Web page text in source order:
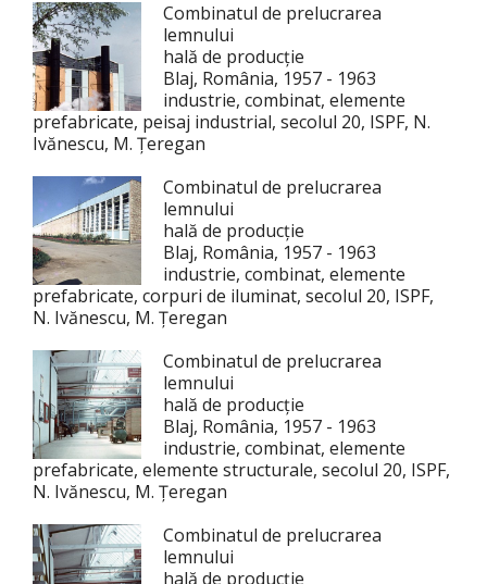
Combinatul de prelucrarea
lemnului
hală de producție
Blaj, România, 1957 - 1963
industrie, combinat, elemente
prefabricate, peisaj industrial, secolul 20, ISPF, N.
Ivănescu, M. Țeregan
Combinatul de prelucrarea
lemnului
hală de producție
Blaj, România, 1957 - 1963
industrie, combinat, elemente
prefabricate, corpuri de iluminat, secolul 20, ISPF,
N. Ivănescu, M. Țeregan
Combinatul de prelucrarea
lemnului
hală de producție
Blaj, România, 1957 - 1963
industrie, combinat, elemente
prefabricate, elemente structurale, secolul 20, ISPF,
N. Ivănescu, M. Țeregan
Combinatul de prelucrarea
lemnului
hală de producție